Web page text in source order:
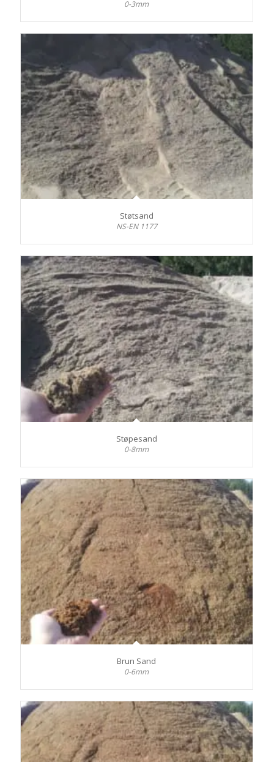
0-3mm
Støtsand
NS-EN 1177
Støpesand
0-8mm
Brun Sand
0-6mm